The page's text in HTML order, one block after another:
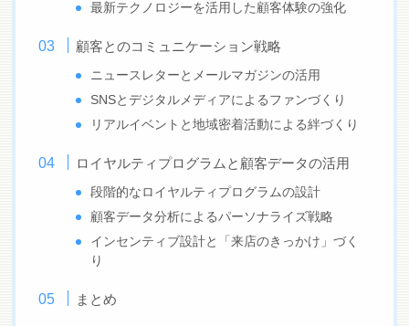
最新テクノロジーを活用した顧客体験の強化
顧客とのコミュニケーション戦略
ニュースレターとメールマガジンの活用
SNSとデジタルメディアによるファンづくり
リアルイベントと地域密着活動による絆づくり
ロイヤルティプログラムと顧客データの活用
段階的なロイヤルティプログラムの設計
顧客データ分析によるパーソナライズ戦略
インセンティブ設計と「来店のきっかけ」づく
り
まとめ